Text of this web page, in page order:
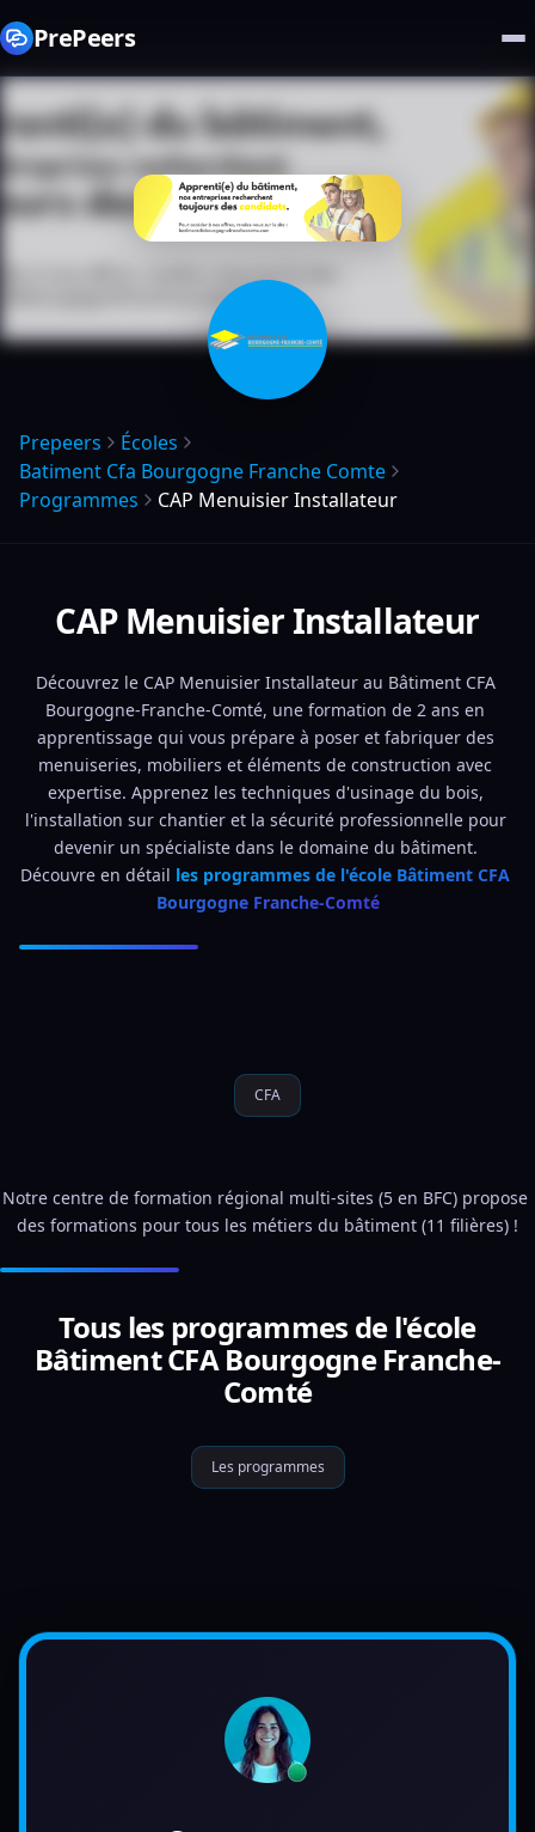
PrePeers
Prepeers
Écoles
Batiment Cfa Bourgogne Franche Comte
Programmes
CAP Menuisier Installateur
CAP Menuisier Installateur
Découvrez le CAP Menuisier Installateur au Bâtiment CFA
Bourgogne-Franche-Comté, une formation de 2 ans en
apprentissage qui vous prépare à poser et fabriquer des
menuiseries, mobiliers et éléments de construction avec
expertise. Apprenez les techniques d'usinage du bois,
l'installation sur chantier et la sécurité professionnelle pour
devenir un spécialiste dans le domaine du bâtiment.
Découvre en détail les programmes de l'école Bâtiment CFA
Bourgogne Franche-Comté
CFA
Notre centre de formation régional multi-sites (5 en BFC) propose
des formations pour tous les métiers du bâtiment (11 filières) !
Tous les programmes de l'école
Bâtiment CFA Bourgogne Franche-
Comté
Les programmes